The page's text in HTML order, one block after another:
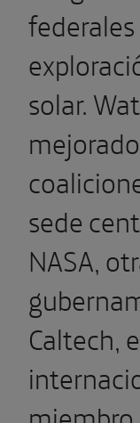
solar.
sede
NASA,
Caltech,